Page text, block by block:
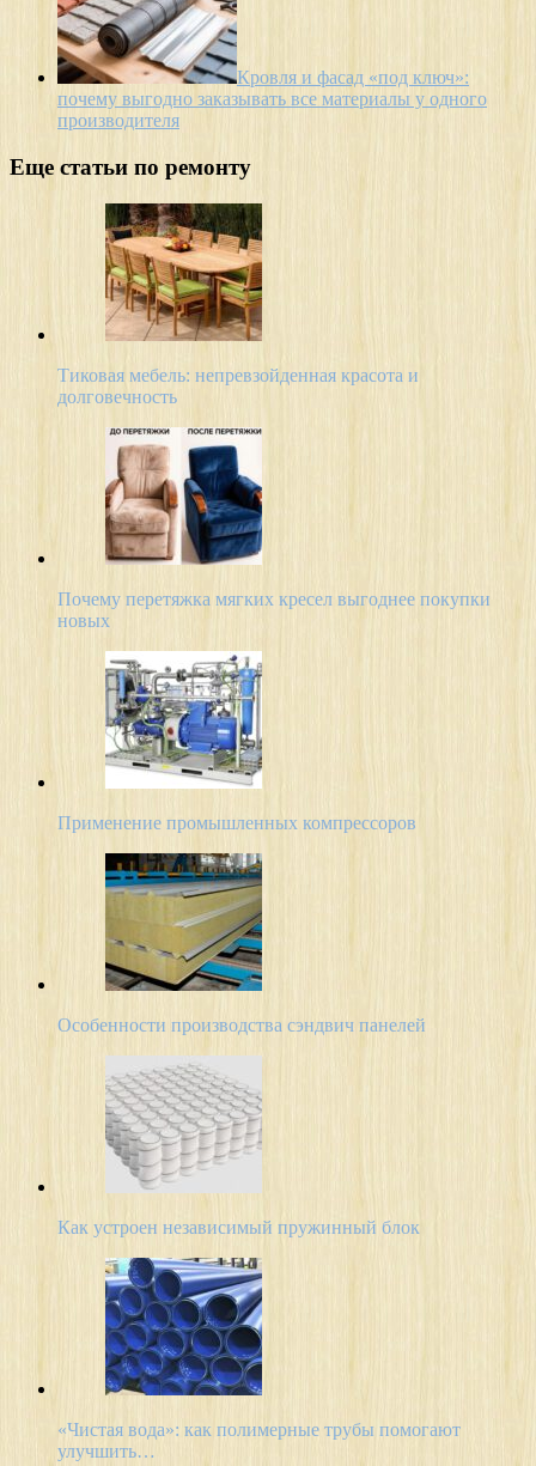
Кровля и фасад «под ключ»:
почему выгодно заказывать все материалы у одного
производителя
Еще статьи по ремонту
Тиковая мебель: непревзойденная красота и
долговечность
Почему перетяжка мягких кресел выгоднее покупки
новых
Применение промышленных компрессоров
Особенности производства сэндвич панелей
Как устроен независимый пружинный блок
«Чистая вода»: как полимерные трубы помогают
улучшить…